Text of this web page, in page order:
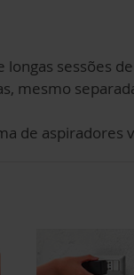
longas sessões
mesmo
de aspiradores